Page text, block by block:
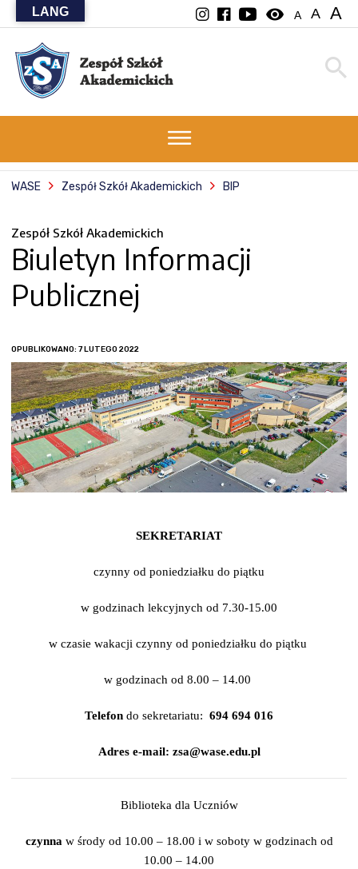
visibility A A A
WASE Zespół Szkół Akademickich BIP
Zespół Szkół Akademickich
Biuletyn Informacji
Publicznej
OPUBLIKOWANO: 7 LUTEGO 2022
SEKRETARIAT
czynny od poniedziałku do piątku
w godzinach lekcyjnych od 7.30-15.00
w czasie wakacji czynny od poniedziałku do piątku
w godzinach od 8.00 – 14.00
Telefon do sekretariatu: 694 694 016
Adres e-mail: zsa@wase.edu.pl
Biblioteka dla Uczniów
czynnaw środy od 10.00 – 18.00 i w soboty w godzinach od
10.00 – 14.00
LANG